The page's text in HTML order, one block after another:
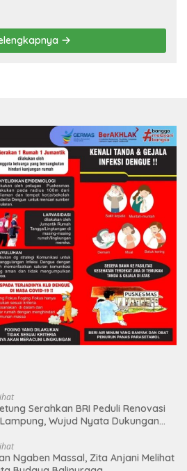
Serahkan BRI Peduli Renovasi
Wujud Nyata Dukungan
Ngaben Massal, Zita Anjani Melihat